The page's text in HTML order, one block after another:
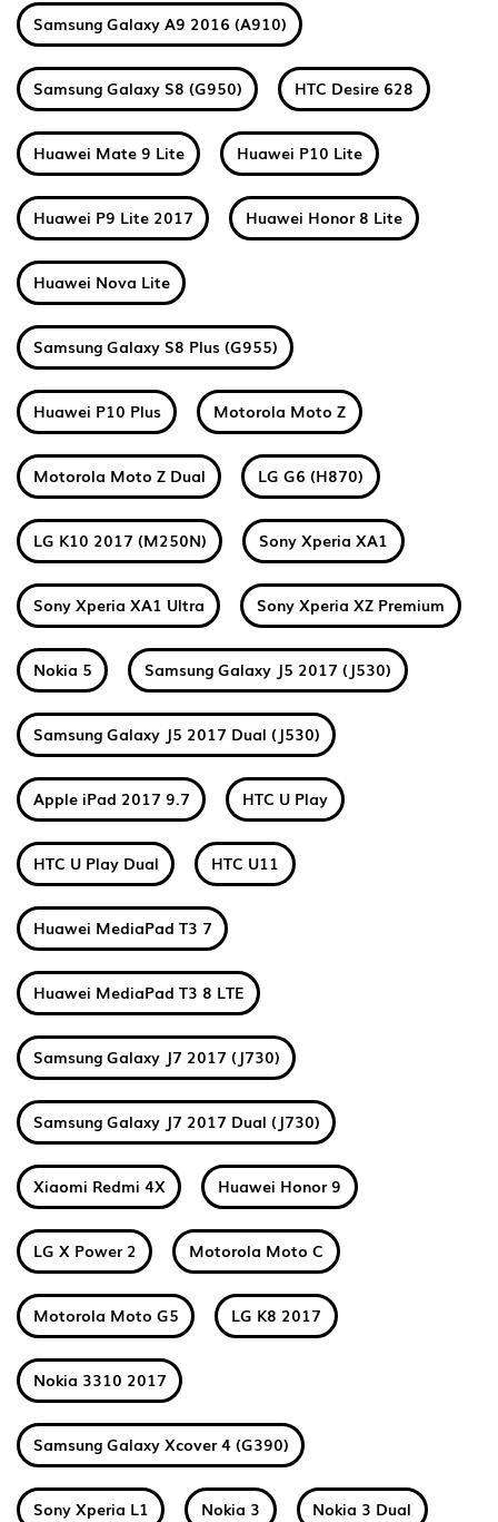
Samsung Galaxy A9 2016 (A910)
Samsung Galaxy S8 (G950) HTC Desire 628
Huawei Mate 9 Lite Huawei P10 Lite
Huawei P9 Lite 2017 Huawei Honor 8 Lite
Huawei Nova Lite
Samsung Galaxy S8 Plus (G955)
Huawei P10 Plus Motorola Moto Z
Motorola Moto Z Dual LG G6 (H870)
LG K10 2017 (M250N) Sony Xperia XA1
Sony Xperia XA1 Ultra Sony Xperia XZ Premium
Nokia 5 Samsung Galaxy J5 2017 (J530)
Samsung Galaxy J5 2017 Dual (J530)
Apple iPad 2017 9.7 HTC U Play
HTC U Play Dual HTC U11
Huawei MediaPad T3 7
Huawei MediaPad T3 8 LTE
Samsung Galaxy J7 2017 (J730)
Samsung Galaxy J7 2017 Dual (J730)
Xiaomi Redmi 4X Huawei Honor 9
LG X Power 2 Motorola Moto C
Motorola Moto G5 LG K8 2017
Nokia 3310 2017
Samsung Galaxy Xcover 4 (G390)
Sony Xperia L1 Nokia 3 Nokia 3 Dual